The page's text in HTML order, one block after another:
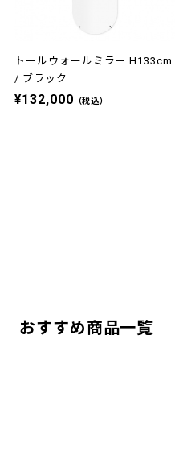
トールウォールミラー H133cm
/ ブラック
¥132,000 （税込）
おすすめ商品一覧